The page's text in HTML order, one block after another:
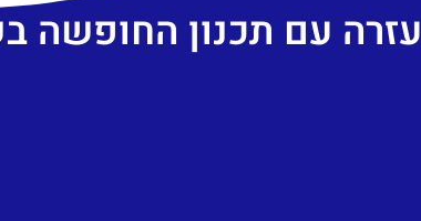
עזרה עם תכנון החופשה